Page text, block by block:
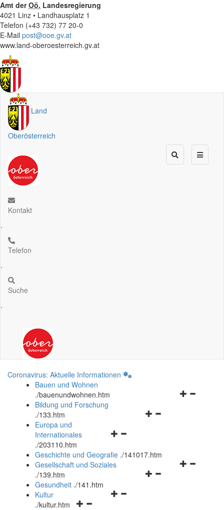
Amt derOö. Landesregierung
4021 Linz • Landhausplatz 1
Telefon (+43 732) 77 20-0
E-Mail post@ooe.gv.at
www.land-oberoesterreich.gv.at
Land
Oberösterreich
Kontakt
.
Telefon
.
Suche
.
Coronavirus: Aktuelle Informationen
Bauen und Wohnen
./bauenundwohnen.htm
Navigationsmenü
Bildung und Forschung
./133.htm
Navigationsmenü
und
schließen
Europa und
Internationales
./203110.htm
Geschichte und Geografie ./141017.htm
Navigationsmenü
Gesellschaft und Soziales
./139.htm
Navigationsmenü
Gesundheit ./141.htm
Navigationsmenü
Kultur
./kultur.htm